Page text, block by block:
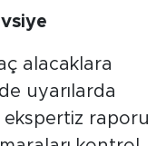
alacaklara
uyarılarda
ekspertiz raporu